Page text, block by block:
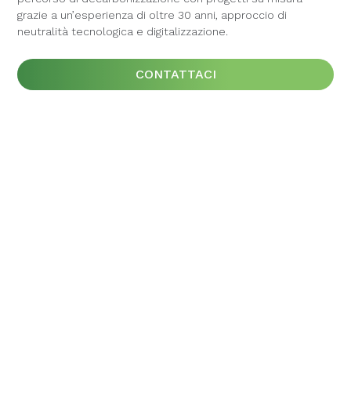
grazie a un’esperienza di oltre 30 anni, approccio di
neutralità tecnologica e digitalizzazione.
CONTATTACI
grazie a un’esperienza di oltre 30 anni, approccio di
neutralità tecnologica e digitalizzazione.
CONTATTACI
grazie a un’esperienza di oltre 30 anni, approccio di
neutralità tecnologica e digitalizzazione.
CONTATTACI